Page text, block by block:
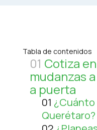
Tabla de contenidos
01 Cotiza
mudanzas
a puerta
01 ¿Cuánto
Querétaro?